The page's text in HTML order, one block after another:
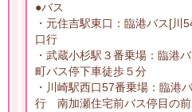
●バス
・元住吉駅東口：臨港バス[川
口行
・武蔵小杉駅３番乗場：臨港
町バス停下車徒歩５分
・川崎駅西口57番乗場：臨港
行 南加瀬住宅前バス停目の前